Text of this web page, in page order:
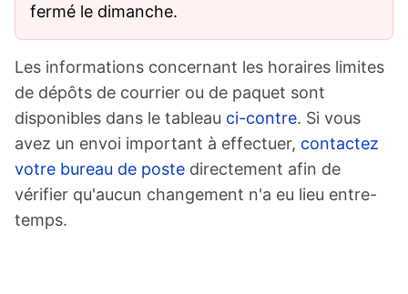
fermé le dimanche.
Les informations concernant les horaires limites
de dépôts de courrier ou de paquet sont
disponibles dans le tableau ci-contre. Si vous
avez un envoi important à effectuer, contactez
votre bureau de poste directement afin de
vérifier qu'aucun changement n'a eu lieu entre-
temps.